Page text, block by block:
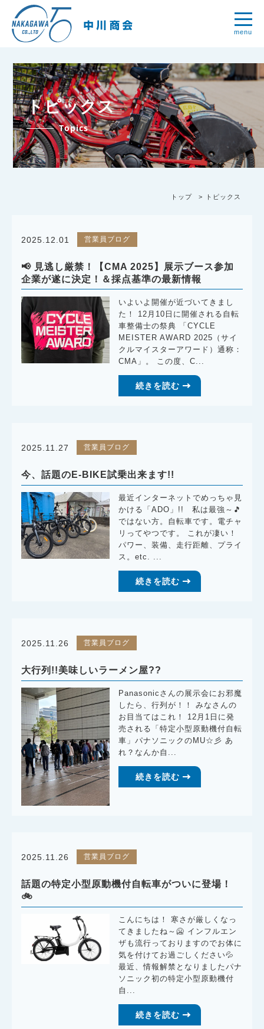
menu
トピックス
Topics
トップ トピックス
2025.12.01 営業員ブログ
📢 見逃し厳禁！【CMA 2025】展示ブース参加
企業が遂に決定！＆採点基準の最新情報
いよいよ開催が近づいてきまし
た！ 12月10日に開催される自転
車整備士の祭典 「CYCLE
MEISTER AWARD 2025（サイ
クルマイスターアワード）通称：
CMA」。 この度、C...
続きを読む
2025.11.27 営業員ブログ
今、話題のE-BIKE試乗出来ます!!
最近インターネットでめっちゃ見
かける「ADO」!! 私は最強～🎵
ではない方。自転車です。電チャ
リってやつです。 これが凄い！
パワー、装備、走行距離、プライ
ス。etc. ...
続きを読む
2025.11.26 営業員ブログ
大行列!!美味しいラーメン屋??
Panasonicさんの展示会にお邪魔
したら、行列が！！ みなさんの
お目当てはこれ！ 12月1日に発
売される「特定小型原動機付自転
車」パナソニックのMU☆彡 あ
れ？なんか自...
続きを読む
2025.11.26 営業員ブログ
話題の特定小型原動機付自転車がついに登場！
🚲
こんにちは！ 寒さが厳しくなっ
てきましたね～🥶 インフルエン
ザも流行っておりますのでお体に
気を付けてお過ごしください💦
最近、情報解禁となりましたパナ
ソニック初の特定小型原動機付
自...
続きを読む